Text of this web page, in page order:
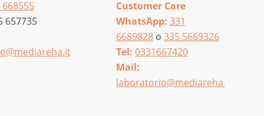
657735
Customer Care
WhatsApp: 331
6689828 o 335 5669326
Tel: 0331667420
Mail:
laboratorio@mediareha.it